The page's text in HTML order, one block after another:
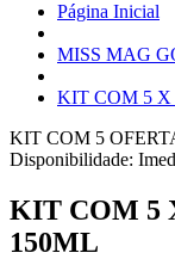
Página Inicial
MISS MAG
KIT COM 5 X
KIT COM 5
Disponibilidade:
KIT COM 5
150ML